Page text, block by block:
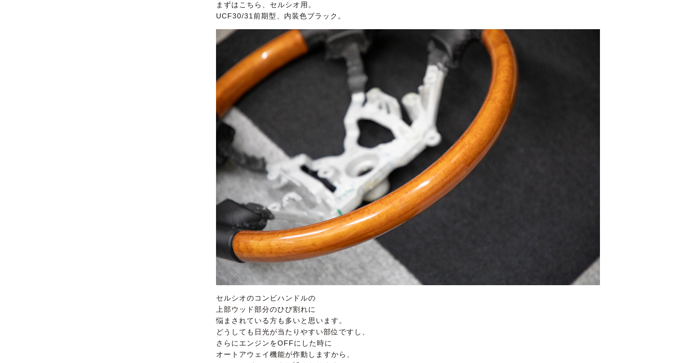
まずはこちら、セルシオ用。
UCF30/31前期型、内装色ブラック。
セルシオのコンビハンドルの
上部ウッド部分のひび割れに
悩まされている方も多いと思います。
どうしても日光が当たりやすい部位ですし、
さらにエンジンをOFFにした時に
オートアウェイ機能が作動しますから、